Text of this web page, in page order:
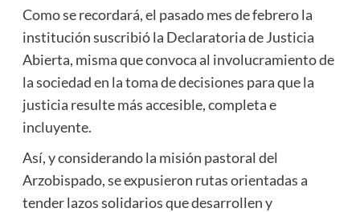
Como se recordará, el pasado mes de febrero la
institución suscribió la Declaratoria de Justicia
Abierta, misma que convoca al involucramiento de
la sociedad en la toma de decisiones para que la
justicia resulte más accesible, completa e
incluyente.
Así, y considerando la misión pastoral del
Arzobispado, se expusieron rutas orientadas a
tender lazos solidarios que desarrollen y